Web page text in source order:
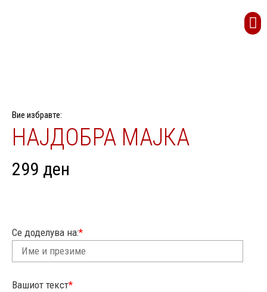
Вие избравте:
НАЈДОБРА МАЈКА
299 ден
Се доделува на:*
Вашиот текст*